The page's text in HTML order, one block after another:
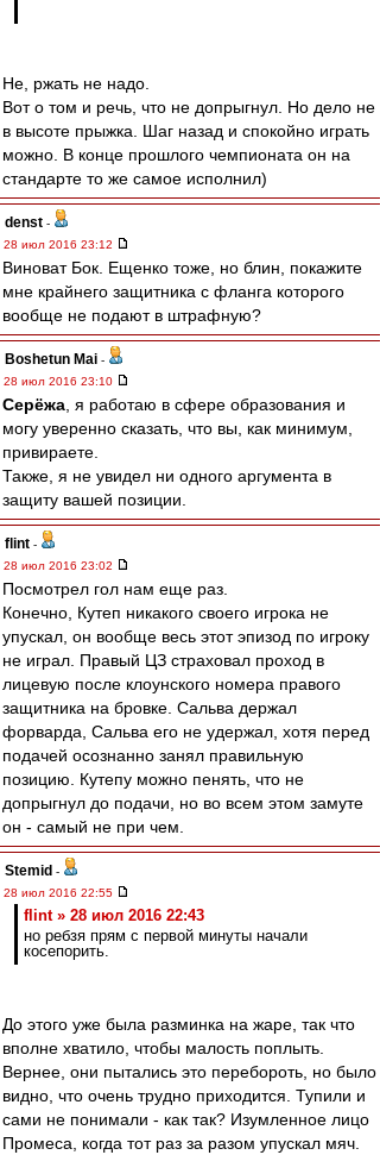
Не, ржать не надо.
Вот о том и речь, что не допрыгнул. Но дело не
в высоте прыжка. Шаг назад и спокойно играть
можно. В конце прошлого чемпионата он на
стандарте то же самое исполнил)
denst -
28 июл 2016 23:12
Виноват Бок. Ещенко тоже, но блин, покажите
мне крайнего защитника с фланга которого
вообще не подают в штрафную?
Boshetun Mai -
28 июл 2016 23:10
Серёжа , я работаю в сфере образования и
могу уверенно сказать, что вы, как минимум,
привираете.
Также, я не увидел ни одного аргумента в
защиту вашей позиции.
flint -
28 июл 2016 23:02
Посмотрел гол нам еще раз.
Конечно, Кутеп никакого своего игрока не
упускал, он вообще весь этот эпизод по игроку
не играл. Правый ЦЗ страховал проход в
лицевую после клоунского номера правого
защитника на бровке. Сальва держал
форварда, Сальва его не удержал, хотя перед
подачей осознанно занял правильную
позицию. Кутепу можно пенять, что не
допрыгнул до подачи, но во всем этом замуте
он - самый не при чем.
Stemid -
28 июл 2016 22:55
flint » 28 июл 2016 22:43
но ребзя прям с первой минуты начали
косепорить.
До этого уже была разминка на жаре, так что
вполне хватило, чтобы малость поплыть.
Вернее, они пытались это перебороть, но было
видно, что очень трудно приходится. Тупили и
сами не понимали - как так? Изумленное лицо
Промеса, когда тот раз за разом упускал мяч.